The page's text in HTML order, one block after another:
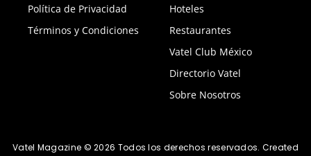
Política de Privacidad
Términos y Condiciones
Hoteles
Restaurantes
Vatel Club México
Directorio Vatel
Sobre Nosotros
Vatel Magazine © 2026 Todos los derechos reservados. Created